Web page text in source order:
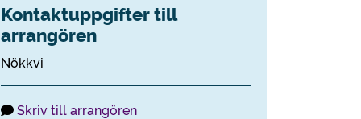
Kontaktuppgifter till
arrangören
Nökkvi
Skriv till arrangören